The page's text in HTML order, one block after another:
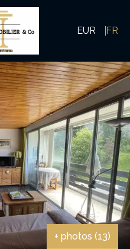
EUR FR
+ photos (13)